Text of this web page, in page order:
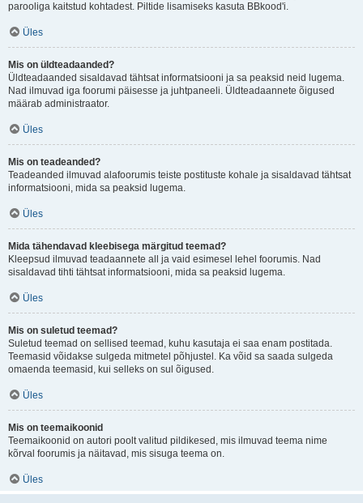
parooliga kaitstud kohtadest. Piltide lisamiseks kasuta BBkood'i.
Üles
Mis on üldteadaanded?
Üldteadaanded sisaldavad tähtsat informatsiooni ja sa peaksid neid lugema.
Nad ilmuvad iga foorumi päisesse ja juhtpaneeli. Üldteadaannete õigused
määrab administraator.
Üles
Mis on teadeanded?
Teadeanded ilmuvad alafoorumis teiste postituste kohale ja sisaldavad tähtsat
informatsiooni, mida sa peaksid lugema.
Üles
Mida tähendavad kleebisega märgitud teemad?
Kleepsud ilmuvad teadaannete all ja vaid esimesel lehel foorumis. Nad
sisaldavad tihti tähtsat informatsiooni, mida sa peaksid lugema.
Üles
Mis on suletud teemad?
Suletud teemad on sellised teemad, kuhu kasutaja ei saa enam postitada.
Teemasid võidakse sulgeda mitmetel põhjustel. Ka võid sa saada sulgeda
omaenda teemasid, kui selleks on sul õigused.
Üles
Mis on teemaikoonid
Teemaikoonid on autori poolt valitud pildikesed, mis ilmuvad teema nime
kõrval foorumis ja näitavad, mis sisuga teema on.
Üles